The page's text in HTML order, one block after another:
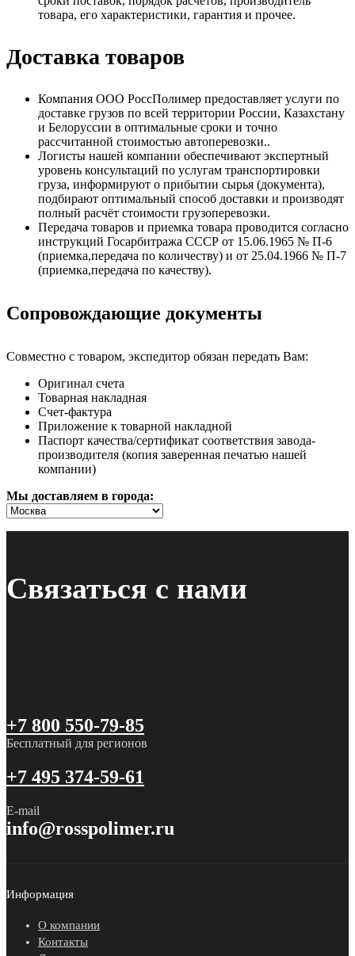
товара, его характеристики, гарантия и прочее.
Доставка товаров
Компания ООО РоссПолимер предоставляет услуги по
доставке грузов по всей территории России, Казахстану
и Белоруссии в оптимальные сроки и точно
рассчитанной стоимостью автоперевозки..
Логисты нашей компании обеспечивают экспертный
уровень консультаций по услугам транспортировки
груза, информируют о прибытии сырья (документа),
подбирают оптимальный способ доставки и производят
полный расчёт стоимости грузоперевозки.
Передача товаров и приемка товара проводится согласно
инструкций Госарбитража СССР от 15.06.1965 № П-6
(приемка,передача по количеству) и от 25.04.1966 № П-7
(приемка,передача по качеству).
Сопровождающие документы
Совместно с товаром, экспедитор обязан передать Вам:
Оригинал счета
Товарная накладная
Счет-фактура
Приложение к товарной накладной
Паспорт качества/сертификат соответствия завода-
производителя (копия заверенная печатью нашей
компании)
Мы доставляем в города:
Связаться с нами
+7 800 550-79-85
Бесплатный для регионов
+7 495 374-59-61
E-mail
info@rosspolimer.ru
Информация
О компании
Контакты